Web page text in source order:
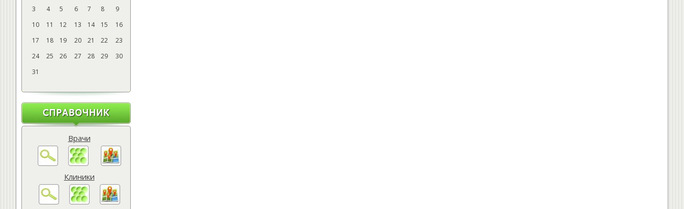
3
4 5 6 7 8
9
10
11 12 13 14 15
16
17
18 19 20 21 22
23
24
25 26 27 28 29
30
31
Врачи
Клиники